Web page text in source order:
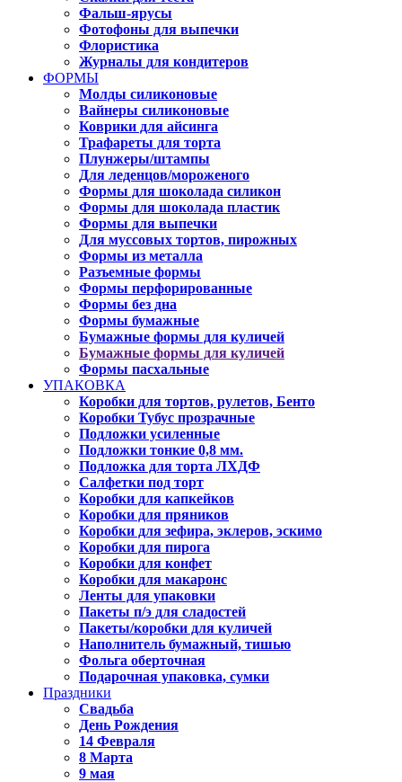
Фальш-ярусы
Фотофоны для выпечки
Флористика
Журналы для кондитеров
ФОРМЫ
Молды силиконовые
Вайнеры силиконовые
Коврики для айсинга
Трафареты для торта
Плунжеры/штампы
Для леденцов/мороженого
Формы для шоколада силикон
Формы для шоколада пластик
Формы для выпечки
Для муссовых тортов, пирожных
Формы из металла
Разъемные формы
Формы перфорированные
Формы без дна
Формы бумажные
Бумажные формы для куличей
Бумажные формы для куличей
Формы пасхальные
УПАКОВКА
Коробки для тортов, рулетов, Бенто
Коробки Тубус прозрачные
Подложки усиленные
Подложки тонкие 0,8 мм.
Подложка для торта ЛХДФ
Салфетки под торт
Коробки для капкейков
Коробки для пряников
Коробки для зефира, эклеров, эскимо
Коробки для пирога
Коробки для конфет
Коробки для макаронс
Ленты для упаковки
Пакеты п/э для сладостей
Пакеты/коробки для куличей
Наполнитель бумажный, тишью
Фольга оберточная
Подарочная упаковка, сумки
Праздники
Свадьба
День Рождения
14 Февраля
8 Марта
9 мая